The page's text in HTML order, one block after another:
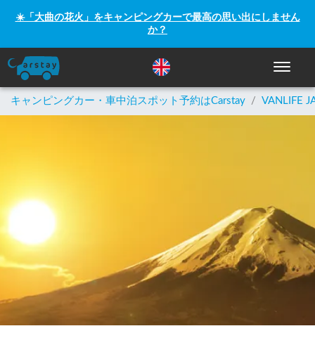
☀️「大曲の花火」をキャンピングカーで最高の思い出にしません
か？
ナビゲ
キャンピングカー・車中泊スポット予約はCarstay / VANLIFE